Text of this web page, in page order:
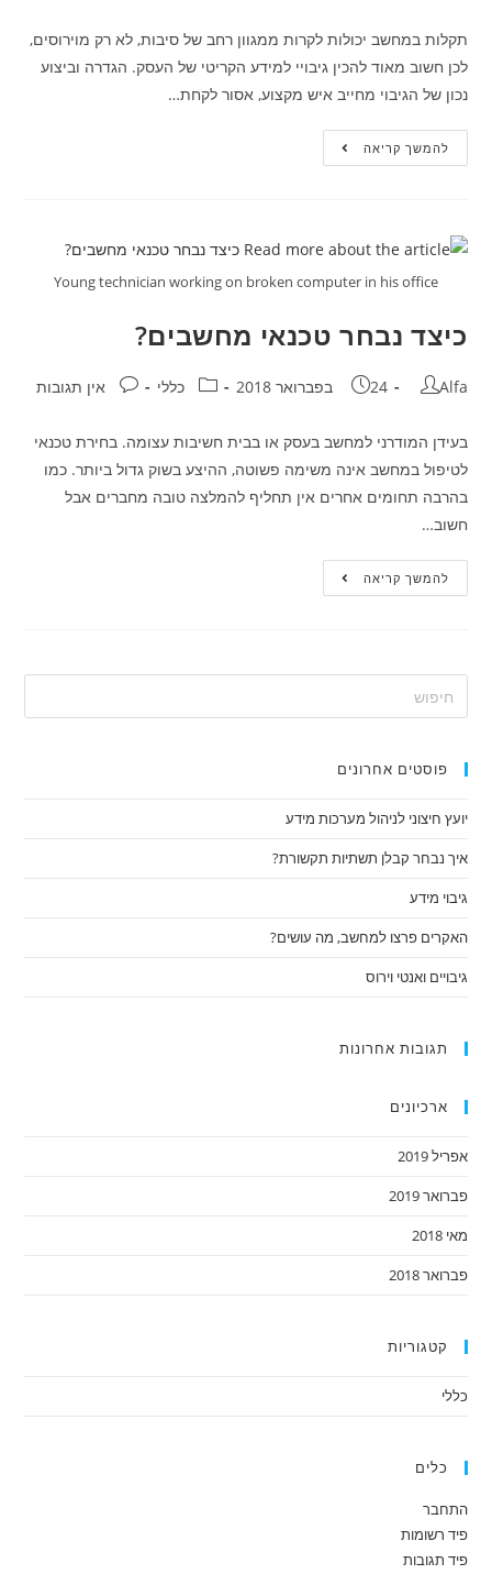
תקלות במחשב יכולות לקרות ממגוון רחב של סיבות, לא רק מוירוסים,
לכן חשוב מאוד להכין גיבויי למידע הקריטי של העסק. הגדרה וביצוע
נכון של הגיבוי מחייב איש מקצוע, אסור לקחת…
להמשך קריאה
Young technician working on broken computer in his office
כיצד נבחר טכנאי מחשבים?
Alfa 24 בפברואר 2018 כללי אין תגובות
בעידן המודרני למחשב בעסק או בבית חשיבות עצומה. בחירת טכנאי
לטיפול במחשב אינה משימה פשוטה, ההיצע בשוק גדול ביותר. כמו
בהרבה תחומים אחרים אין תחליף להמלצה טובה מחברים אבל
חשוב…
להמשך קריאה
פוסטים אחרונים
יועץ חיצוני לניהול מערכות מידע
איך נבחר קבלן תשתיות תקשורת?
גיבוי מידע
האקרים פרצו למחשב, מה עושים?
גיבויים ואנטי וירוס
תגובות אחרונות
ארכיונים
אפריל 2019
פברואר 2019
מאי 2018
פברואר 2018
קטגוריות
כללי
כלים
התחבר
פיד רשומות
פיד תגובות